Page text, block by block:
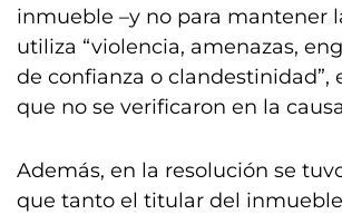
inmueble –y no para mantener
utiliza “violencia, amenazas,
de confianza o clandestinidad”,
que no se verificaron en la
Además, en la resolución se
que tanto el titular del